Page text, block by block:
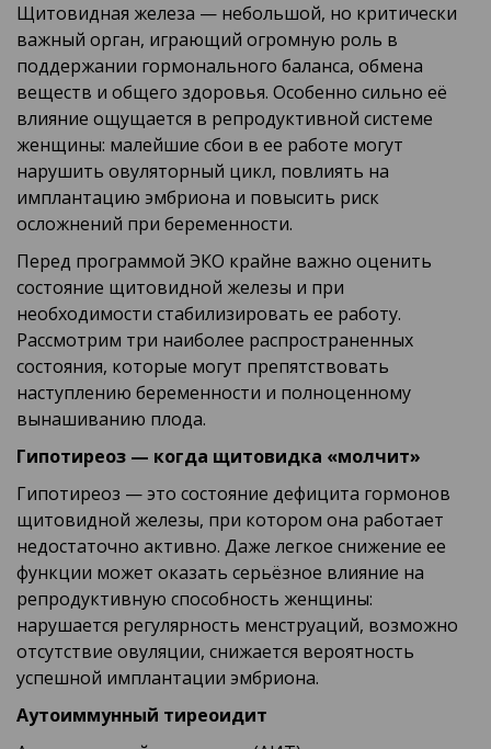
Щитовидная железа — небольшой, но критически
важный орган, играющий огромную роль в
поддержании гормонального баланса, обмена
веществ и общего здоровья. Особенно сильно её
влияние ощущается в репродуктивной системе
женщины: малейшие сбои в ее работе могут
нарушить овуляторный цикл, повлиять на
имплантацию эмбриона и повысить риск
осложнений при беременности.
Перед программой ЭКО крайне важно оценить
состояние щитовидной железы и при
необходимости стабилизировать ее работу.
Рассмотрим три наиболее распространенных
состояния, которые могут препятствовать
наступлению беременности и полноценному
вынашиванию плода.
Гипотиреоз — когда щитовидка «молчит»
Гипотиреоз — это состояние дефицита гормонов
щитовидной железы, при котором она работает
недостаточно активно. Даже легкое снижение ее
функции может оказать серьёзное влияние на
репродуктивную способность женщины:
нарушается регулярность менструаций, возможно
отсутствие овуляции, снижается вероятность
успешной имплантации эмбриона.
Аутоиммунный тиреоидит